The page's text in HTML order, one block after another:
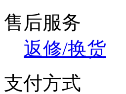
售后服务
返修/换货
支付方式